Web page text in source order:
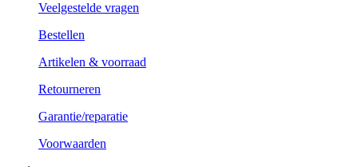
Veelgestelde vragen
Bestellen
Artikelen & voorraad
Retourneren
Garantie/reparatie
Voorwaarden